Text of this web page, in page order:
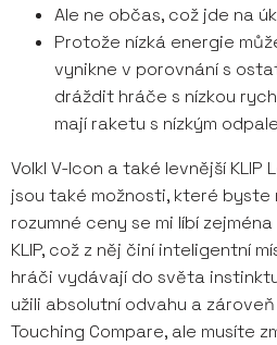
Ale ne občas, což jde na
Protože nízká energie
vynikne v porovnání s
dráždit hráče s nízkou
mají raketu s nízkým
Volkl V-Icon a také levnější
jsou také možnosti, které byste
rozumné ceny se mi líbí
KLIP, což z něj činí inteligentní
hráči vydávají do světa
užili absolutní odvahu a
Touching Compare, ale musíte